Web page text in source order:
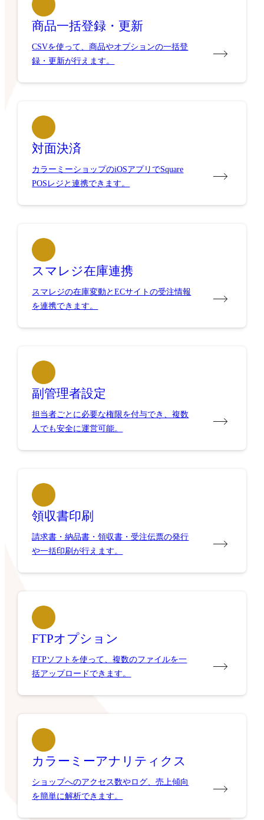
商品一括登録・更新
CSVを使って、商品やオプションの一括登
録・更新が行えます。
対面決済
カラーミーショップのiOSアプリでSquare
POSレジと連携できます。
スマレジ在庫連携
スマレジの在庫変動とECサイトの受注情報
を連携できます。
副管理者設定
担当者ごとに必要な権限を付与でき、複数
人でも安全に運営可能。
領収書印刷
請求書・納品書・領収書・受注伝票の発行
や一括印刷が行えます。
FTPオプション
FTPソフトを使って、複数のファイルを一
括アップロードできます。
カラーミーアナリティクス
ショップへのアクセス数やログ、売上傾向
を簡単に解析できます。